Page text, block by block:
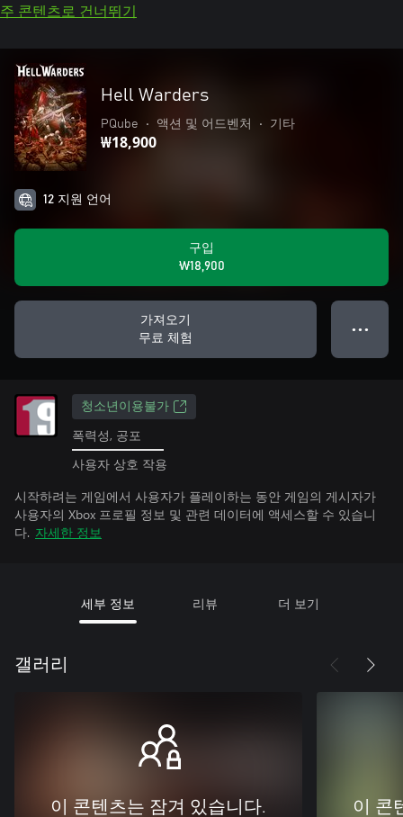
주 콘텐츠로 건너뛰기
Hell Warders
PQube • 액션 및 어드벤처 • 기타
₩18,900
12 지원 언어
구입
₩18,900
가져오기
무료 체험
● ● ●
청소년이용불가
폭력성, 공포
사용자 상호 작용
시작하려는 게임에서 사용자가 플레이하는 동안 게임의 게시자가
사용자의 Xbox 프로필 정보 및 관련 데이터에 액세스할 수 있습니
다. 자세한 정보
세부 정보 리뷰 더 보기
갤러리
이 콘텐츠는 잠겨 있습니다. 이 콘